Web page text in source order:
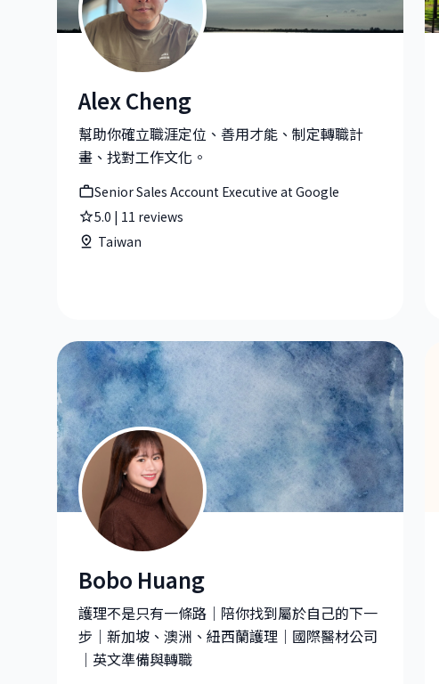
Alex Cheng|Senior Sales Account Executive at Google
Alex Cheng
幫助你確立職涯定位、善用才能、制定轉職計
畫、找對工作文化。
Senior Sales Account Executive at Google
5.0 | 11 reviews
Taiwan
Bobo Huang |Regional Clinical Specialist at Becton
Bobo Huang
護理不是只有一條路｜陪你找到屬於自己的下一
步｜新加坡、澳洲、紐西蘭護理｜國際醫材公司
｜英文準備與轉職